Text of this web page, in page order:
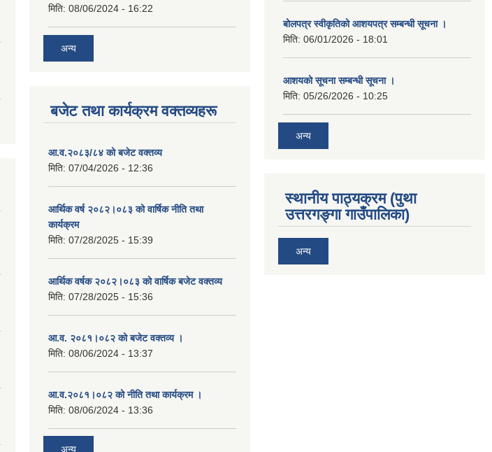
मिति: 08/06/2024 - 16:22
अन्य
बजेट तथा कार्यक्रम वक्तव्यहरू
आ.व.२०८३/८४ को बजेट वक्तव्य
मिति: 07/04/2026 - 12:36
आर्थिक वर्ष २०८२।०८३ को वार्षिक नीति तथा
कार्यक्रम
मिति: 07/28/2025 - 15:39
आर्थिक वर्षक २०८२।०८३ को वार्षिक बजेट वक्तव्य
मिति: 07/28/2025 - 15:36
आ.व. २०८१।०८२ को बजेट वक्तव्य ।
मिति: 08/06/2024 - 13:37
आ.व.२०८१।०८२ को नीति तथा कार्यक्रम ।
मिति: 08/06/2024 - 13:36
अन्य
बोलपत्र स्वीकृतिको आशयपत्र सम्बन्धी सूचना ।
मिति: 06/01/2026 - 18:01
आशयको सूचना सम्बन्धी सूचना ।
मिति: 05/26/2026 - 10:25
अन्य
स्थानीय पाठ्यक्रम (पुथा
उत्तरगङ्गा गाउँपालिका)
अन्य